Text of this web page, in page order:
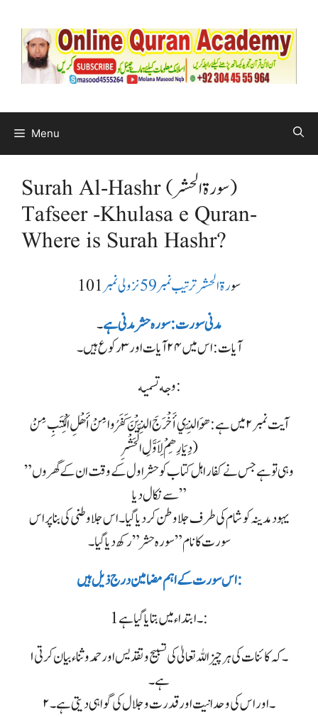
Menu
Surah Al-Hashr (سورة الحشر)
Tafseer -Khulasa e Quran-
Where is Surah Hashr?
سورة الحشر ترتیب نمبر59 نزولی نمبر
101
مدنی سورت : سورہ حشر مدنی ہے۔
آیات : اس میں ۲۴ آیات اور ۳ رکوع ہیں۔
وجه تسمیه :
آیت نمبر ۲ میں ہے: هُوَ الَّذِي أَخْرَجَ الَّذِيْنَ كَفَرُوا مِنْ أَهْلِ الْكِتَبِ مِنْ
دِيَارِهِمْ لِاَوَّلِ الْحَشْرِ)
” وہی تو ہے جس نے کفار اہل کتاب کو حشر اول کے وقت ان کے گھروں
سے نکال دیا”
یہود مدینہ کو شام کی طرف جلا وطن کر دیا گیا۔ اس جلا وطنی کی بنا پر اس
سورت کا نام” سورہ حشر” رکھ دیا گیا۔
اس سورت کے اہم مضامین درج ذیل ہیں:
1۔ ابتداء میں بتایا گیا ہے:
۱۔ کہ کائنات کی ہر چیز اللہ تعالیٰ کی تسبیح و تقدیس اور حمد و ثناء بیان کرتی
ہے۔
۲۔ اور اس کی وحدانیت اور قدرت و جلال کی گواہی دیتی ہے۔